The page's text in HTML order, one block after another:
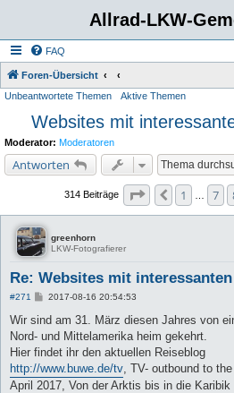
Allrad-LKW-
FAQ
Foren-Übersicht
Unbeantwortete Themen Aktive Themen
Websites mit
Moderator: Moderatoren
Antworten
314 Beiträge Seite 10 11
Vorherige
1 7
greenhorn
LKW-Fotografierer
Re: Websites mit
#271
B
i
r
a
2017-08-16 20:54:53
Wir sind am 31. März diesen Jahres von
Nord- und Mittelamerika heim gekehrt.
Hier findet ihr den aktuellen Reiseblog
http://www.buwe.de/tv , TV- outbound to
April 2017, Von der Arktis bis in die Karibik